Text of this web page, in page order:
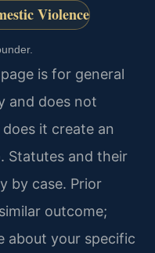
Violence
is for general
and does not
it create an
Statutes and their
by case. Prior
outcome;
about your specific